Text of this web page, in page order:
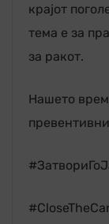
крајот
тема е за
за ракот.
Нашето